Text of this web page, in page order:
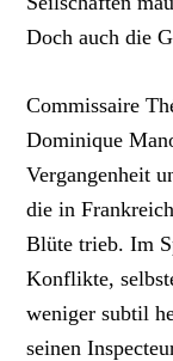
Doch auch die
Commissaire
Dominique
Vergangenheit
die in
Blüte trieb. Im
Konflikte,
weniger subtil
seinen